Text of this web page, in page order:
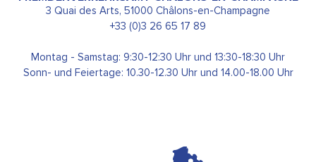
3 Quai des Arts, 51000 Châlons-en-Champagne
+33 (0)3 26 65 17 89
Montag - Samstag: 9:30-12:30 Uhr und 13:30-18:30 Uhr
Sonn- und Feiertage: 10.30-12.30 Uhr und 14.00-18.00 Uhr